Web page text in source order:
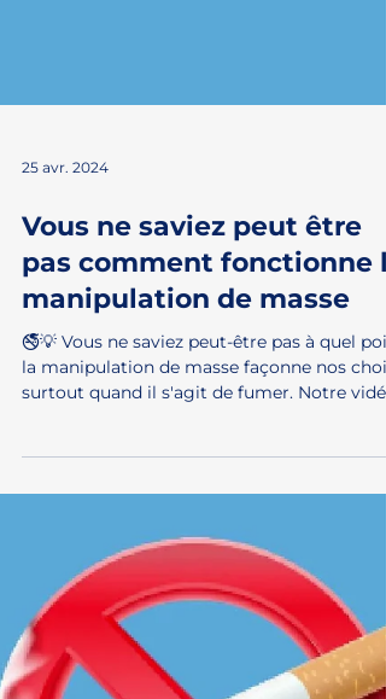
25 avr. 2024
Vous ne saviez peut être
pas comment fonctionne
manipulation de masse
🚭💡 Vous ne saviez peut-être pas à quel